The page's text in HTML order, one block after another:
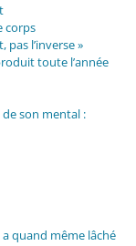
corps
l’inverse »
toute l’année
son mental :
quand même lâché